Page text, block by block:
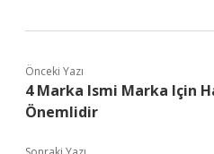
Önceki Yazı
4 Marka Ismi Marka Için
Önemlidir